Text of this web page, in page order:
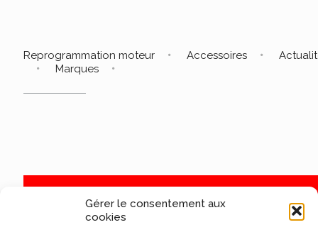
Gérer le consentement aux
cookies
Reprogrammation moteur Accessoires
Marques